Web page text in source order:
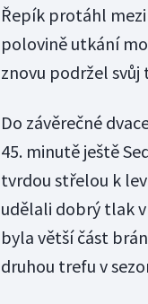
Řepík protáhl
polovině utkání
znovu podržel
Do závěrečné
45. minutě ještě
tvrdou střelou k
udělali dobrý tlak
byla větší část
druhou trefu v